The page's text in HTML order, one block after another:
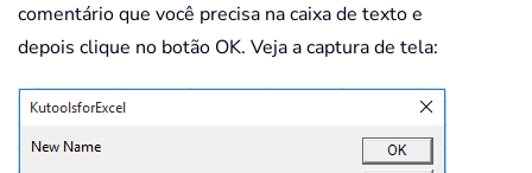
comentário que você precisa na caixa de texto e
depois clique no botão OK. Veja a captura de tela: